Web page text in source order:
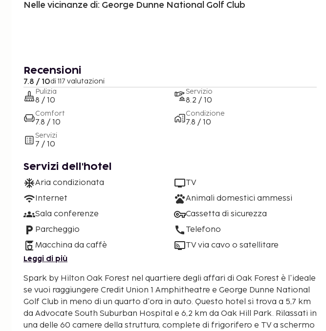
Nelle vicinanze di: George Dunne National Golf Club
Recensioni
7.8 / 10di 117 valutazioni
Pulizia
8 / 10
Comfort
7.8 / 10
Servizi
7 / 10
Servizio
8.2 / 10
Condizione
7.8 / 10
Servizi dell'hotel
Aria condizionata
Internet
Sala conferenze
Parcheggio
Macchina da caffè
TV
Animali domestici ammessi
Cassetta di sicurezza
Telefono
TV via cavo o satellitare
Leggi di più
Spark by Hilton Oak Forest nel quartiere degli affari di Oak Forest è l'ideale
se vuoi raggiungere Credit Union 1 Amphitheatre e George Dunne National
Golf Club in meno di un quarto d'ora in auto. Questo hotel si trova a 5,7 km
da Advocate South Suburban Hospital e 6,2 km da Oak Hill Park. Rilassati in
una delle 60 camere della struttura, complete di frigorifero e TV a schermo